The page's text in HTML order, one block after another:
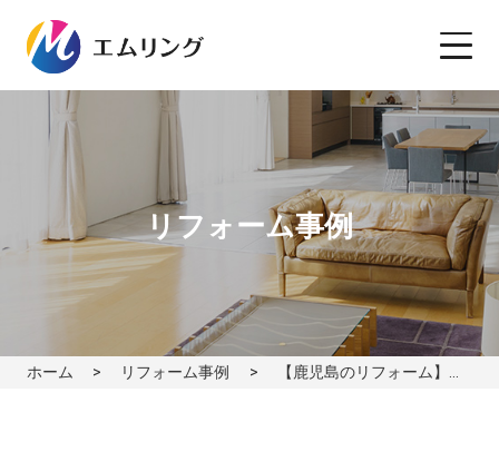
リフォーム事例
ホーム リフォーム事例 【鹿児島のリフォーム】屋根・外壁塗装で住まいを蘇らせる！高圧洗浄＆防水塗装のBefore＆After｜外壁編